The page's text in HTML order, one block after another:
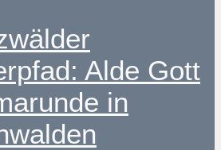
Alde Gott
in